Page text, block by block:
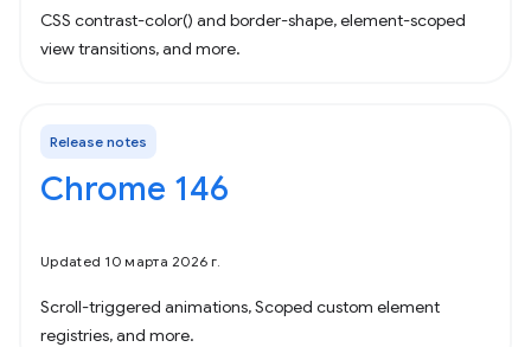
CSS contrast-color() and border-shape, element-scoped
view transitions, and more.
Release notes
Chrome 146
Updated 10 марта 2026 г.
Scroll-triggered animations, Scoped custom element
registries, and more.